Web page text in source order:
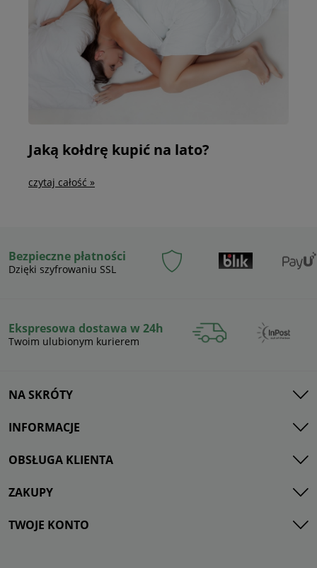
Jaką kołdrę kupić na lato?
czytaj całość »
Bezpieczne płatności
Dzięki szyfrowaniu SSL
Ekspresowa dostawa w 24h
Twoim ulubionym kurierem
NA SKRÓTY
INFORMACJE
OBSŁUGA KLIENTA
ZAKUPY
TWOJE KONTO